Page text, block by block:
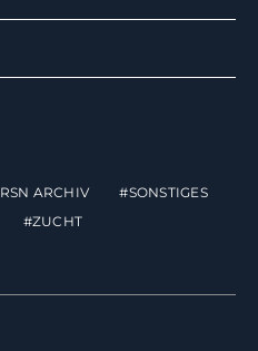
RSN ARCHIV
SONSTIGES
ZUCHT